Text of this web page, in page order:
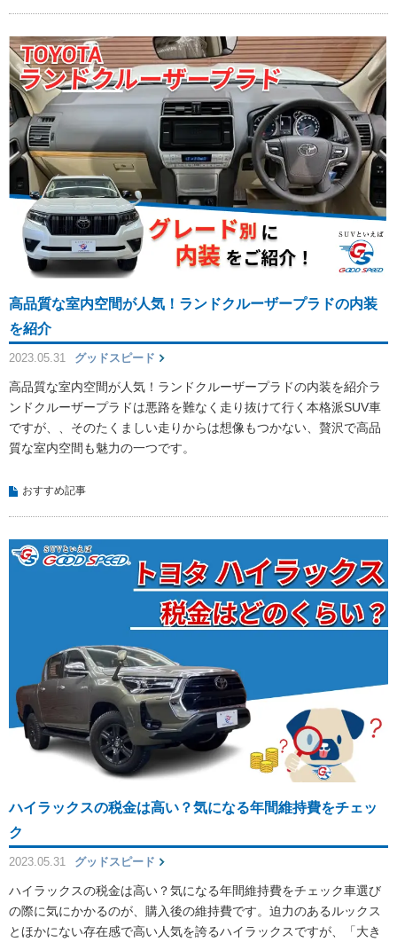
高品質な室内空間が人気！ランドクルーザープラドの内装
を紹介
2023.05.31 グッドスピード
高品質な室内空間が人気！ランドクルーザープラドの内装を紹介ラ
ンドクルーザープラドは悪路を難なく走り抜けて行く本格派SUV車
ですが、、そのたくましい走りからは想像もつかない、贅沢で高品
質な室内空間も魅力の一つです。
おすすめ記事
ハイラックスの税金は高い？気になる年間維持費をチェッ
ク
2023.05.31 グッドスピード
ハイラックスの税金は高い？気になる年間維持費をチェック車選び
の際に気にかかるのが、購入後の維持費です。迫力のあるルックス
とほかにない存在感で高い人気を誇るハイラックスですが、「大き